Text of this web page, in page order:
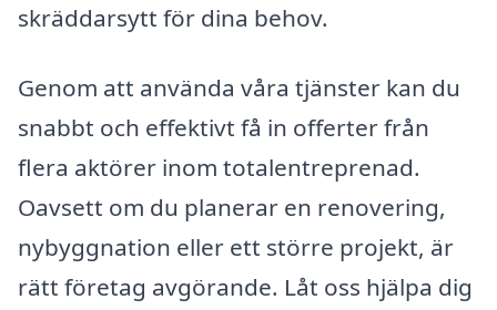
skräddarsytt för dina behov.
Genom att använda våra tjänster kan du
snabbt och effektivt få in offerter från
flera aktörer inom totalentreprenad.
Oavsett om du planerar en renovering,
nybyggnation eller ett större projekt, är
rätt företag avgörande. Låt oss hjälpa dig